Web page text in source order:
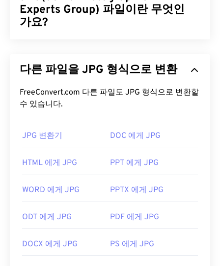
입니다. 정보에는 사진 촬영 당시의 환경과 설명 텍스
트가 포함될 수 있습니다. 현재 오픈 소스 및 독점
RAW 파일을 여는 가장 좋은 방법은 카메라 제조업체
에서 해당 용도로 특별히 개발한 소프트웨어를 사용
하는 것입니다. 제조업체마다 자사 카메라로 촬영한
Canon(CR2), Nikon(NEF), Sony(SR2), Epson(ERF),
Photo Studio(Adobe 제품 대체 프로그램)와 같은 범
후 RAW 파일은 일반적으로 JPEG(RAW to JPG
Microsoft Windows 또는 macOS에서 RAW 파일을
Experts Group) 파일이란 무엇인
가요?
파일 형식입니다. JPG는 뛰어난 압축률 덕분에 널리
인터넷 전송 및 웹사이트 사용에 매우 적합합니다. 저
희의JPEG 압축
더 나은 압축률이 필요하다면JPG를 WebP로
일 형식입니다.
JPG 파일을 인식하고 열 수 있습니다. JPG 파일을 두
택하여 파일을 열려면 마우스 오른쪽 버튼을 클릭하
다른 파일을 JPG 형식으로 변환
FreeConvert.com 다른 파일도 JPG 형식으로 변환할
수 있습니다.
JPG 변환기 DOC 에게 JPG
HTML 에게 JPG PPT 에게 JPG
WORD 에게 JPG PPTX 에게 JPG
ODT 에게 JPG PDF 에게 JPG
DOCX 에게 JPG PS 에게 JPG